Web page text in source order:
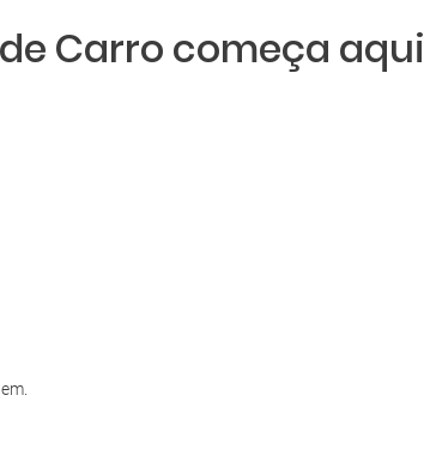
Carro começa aqui